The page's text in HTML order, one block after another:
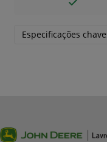
Especificações